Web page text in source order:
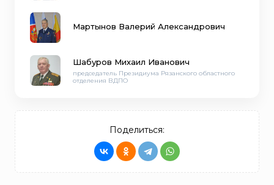
Мартынов Валерий Александрович
Шабуров Михаил Иванович
председатель Президиума Рязанского областного
отделения ВДПО
Поделиться: